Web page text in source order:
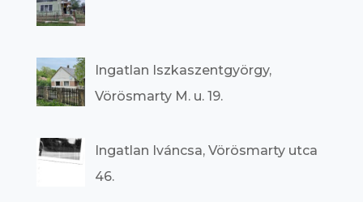
Ingatlan Iszkaszentgyörgy,
Vörösmarty M. u. 19.
Ingatlan Iváncsa, Vörösmarty utca
46.